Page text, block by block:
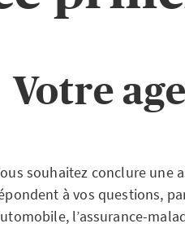
Votre
souhaitez conclure une
à vos questions,
l’assurance-